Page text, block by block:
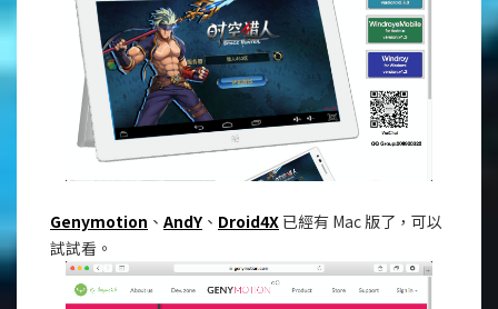
Genymotion 、 AndY 、 Droid4X 已經有 Mac 版了，可以
試試看。